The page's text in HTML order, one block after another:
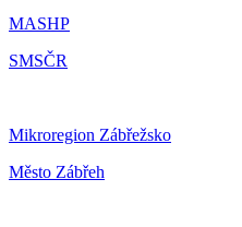
MASHP
SMSČR
Mikroregion Zábřežsko
Město Zábřeh